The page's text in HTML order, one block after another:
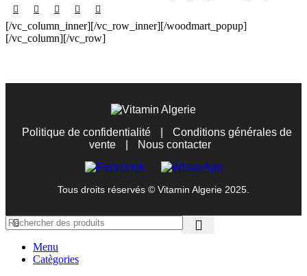
[/vc_column_inner][/vc_row_inner][/woodmart_popup]
[/vc_column][/vc_row]
Politique de confidentialité
Conditions générales de
vente
Nous contacter
Tous droits réservés © Vitamin Algerie 2025.
Menu
Catègories